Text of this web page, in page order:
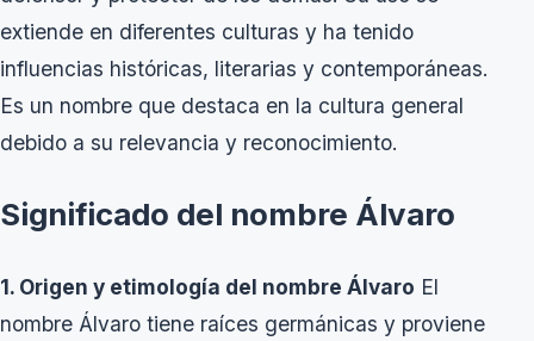
extiende en diferentes culturas y ha tenido
influencias históricas, literarias y contemporáneas.
Es un nombre que destaca en la cultura general
debido a su relevancia y reconocimiento.
Significado del nombre Álvaro
1. Origen y etimología del nombre Álvaro El
nombre Álvaro tiene raíces germánicas y proviene